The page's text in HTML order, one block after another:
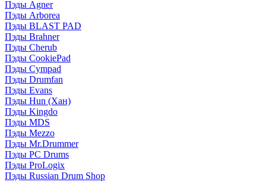
Пэды Agner
Пэды Arborea
Пэды BLAST PAD
Пэды Brahner
Пэды Cherub
Пэды CookiePad
Пэды Cympad
Пэды Drumfan
Пэды Evans
Пэды Hun (Хан)
Пэды Kingdo
Пэды MDS
Пэды Mezzo
Пэды Mr.Drummer
Пэды PC Drums
Пэды ProLogix
Пэды Russian Drum Shop